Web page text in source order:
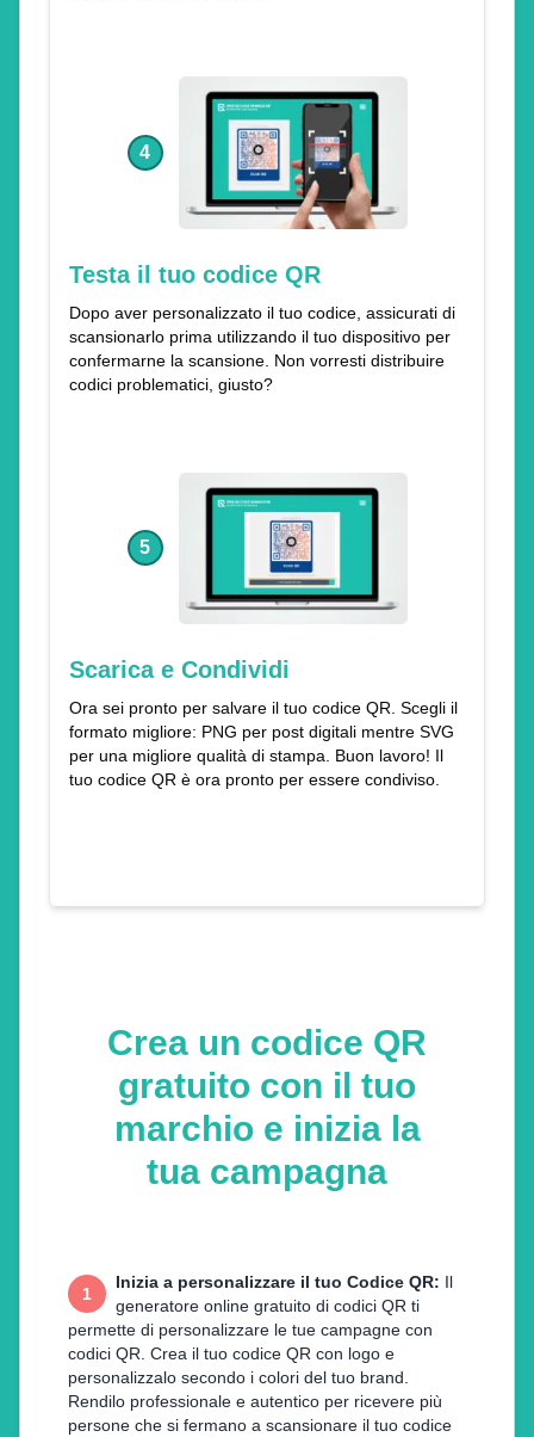
4
Testa il tuo codice QR
Dopo aver personalizzato il tuo codice, assicurati di
scansionarlo prima utilizzando il tuo dispositivo per
confermarne la scansione. Non vorresti distribuire
codici problematici, giusto?
5
Scarica e Condividi
Ora sei pronto per salvare il tuo codice QR. Scegli il
formato migliore: PNG per post digitali mentre SVG
per una migliore qualità di stampa. Buon lavoro! Il
tuo codice QR è ora pronto per essere condiviso.
Crea un codice QR
gratuito con il tuo
marchio e inizia la
tua campagna
1
Inizia a personalizzare il tuo Codice QR: Il
generatore online gratuito di codici QR ti
permette di personalizzare le tue campagne con
codici QR. Crea il tuo codice QR con logo e
personalizzalo secondo i colori del tuo brand.
Rendilo professionale e autentico per ricevere più
persone che si fermano a scansionare il tuo codice